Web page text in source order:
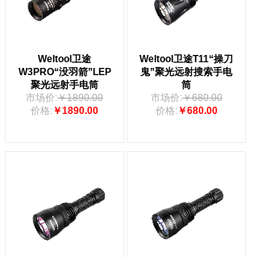
Weltool卫途
W3PRO“没羽箭”LEP
聚光远射手电筒
市场价:￥1890.00
价格: ￥1890.00
Weltool卫途T11“操刀
鬼”聚光远射搜索手电
筒
市场价:￥680.00
价格: ￥680.00